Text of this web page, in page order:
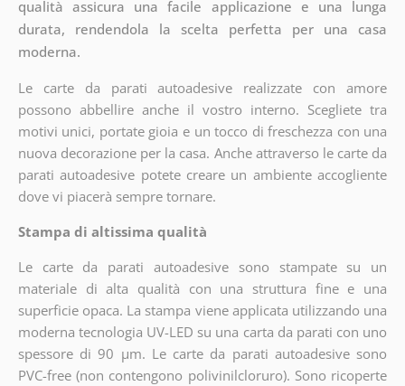
qualità assicura una facile applicazione e una lunga
durata, rendendola la scelta perfetta per una casa
moderna.
Le carte da parati autoadesive realizzate con amore
possono abbellire anche il vostro interno. Scegliete tra
motivi unici, portate gioia e un tocco di freschezza con una
nuova decorazione per la casa. Anche attraverso le carte da
parati autoadesive potete creare un ambiente accogliente
dove vi piacerà sempre tornare.
Stampa di altissima qualità
Le carte da parati autoadesive sono stampate su un
materiale di alta qualità con una struttura fine e una
superficie opaca. La stampa viene applicata utilizzando una
moderna tecnologia UV-LED su una carta da parati con uno
spessore di 90 µm. Le carte da parati autoadesive sono
PVC-free (non contengono polivinilcloruro). Sono ricoperte